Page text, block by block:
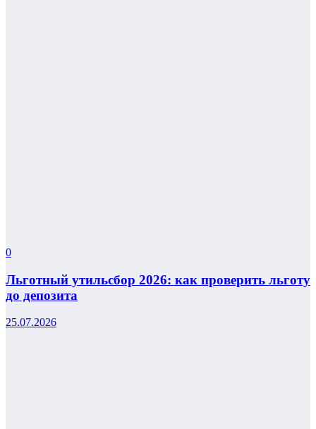
0
Льготный утильсбор 2026: как проверить льготу
до депозита
25.07.2026